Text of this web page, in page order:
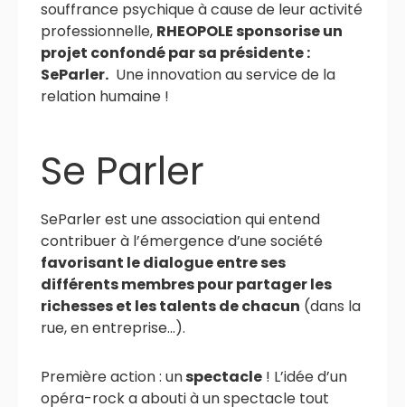
souffrance psychique à cause de leur activité
professionnelle, RHEOPOLE sponsorise un
projet confondé par sa présidente :
SeParler. Une innovation au service de la
relation humaine !
Se Parler
SeParler est une association qui entend
contribuer à l’émergence d’une société
favorisant le dialogue entre ses
différents membres pour partager les
richesses et les talents de chacun (dans la
rue, en entreprise…).
Première action : unspectacle ! L’idée d’un
opéra-rock a abouti à un spectacle tout